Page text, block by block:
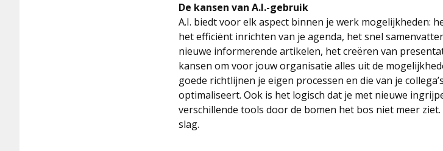
De kansen van A.I.-gebruik
A.I. biedt voor elk aspect binnen je werk mogelijkheden:
het efficiënt inrichten van je agenda, het snel
nieuwe informerende artikelen, het creëren van
kansen om voor jouw organisatie alles uit de
goede richtlijnen je eigen processen en die van je
optimaliseert. Ook is het logisch dat je met nieuwe
verschillende tools door de bomen het bos niet meer
slag.